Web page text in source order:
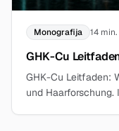
Monografija 14 min.
GHK-Cu
GHK-Cu Leitfaden:
und